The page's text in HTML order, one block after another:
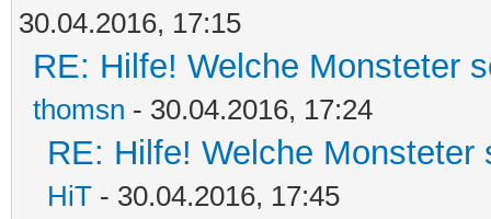
30.04.2016, 17:15
RE: Hilfe! Welche Monsteter
thomsn - 30.04.2016, 17:24
RE: Hilfe! Welche
HiT - 30.04.2016, 17:45